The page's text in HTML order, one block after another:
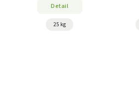
Detail
25 kg